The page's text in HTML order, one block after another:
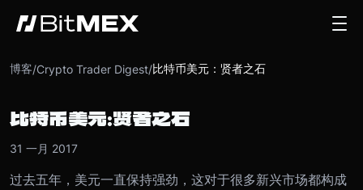
博客/Crypto Trader Digest/比特币美元：贤者之石
比特币美元：贤者之石
31 一月 2017
过去五年，美元一直保持强劲，这对于很多新兴市场都构成